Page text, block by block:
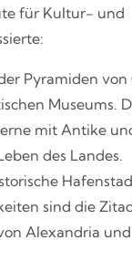
für Kultur- und
Pyramiden
Museums.
mit Antike
des Landes.
sind die
Alexandria